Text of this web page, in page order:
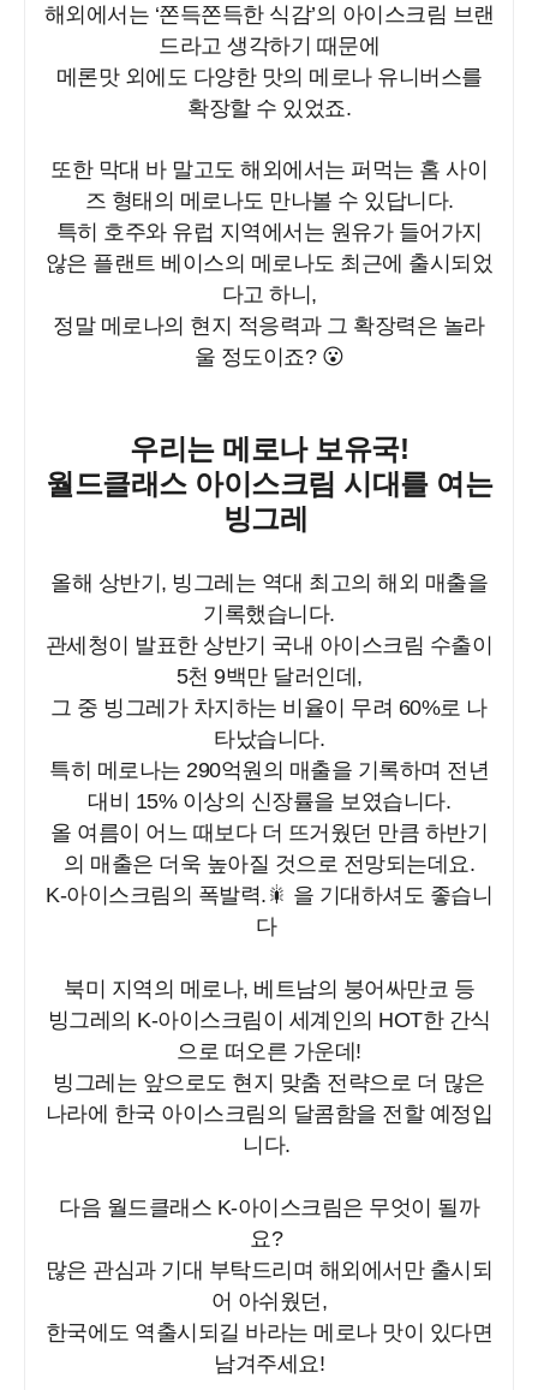
해외에서는 ‘쫀득쫀득한 식감’의 아이스크림 브랜
드라고 생각하기 때문에
메론맛 외에도 다양한 맛의 메로나 유니버스를
확장할 수 있었죠.
또한 막대 바 말고도 해외에서는 퍼먹는 홈 사이
즈 형태의 메로나도 만나볼 수 있답니다.
특히 호주와 유럽 지역에서는 원유가 들어가지
않은 플랜트 베이스의 메로나도 최근에 출시되었
다고 하니,
정말 메로나의 현지 적응력과 그 확장력은 놀라
울 정도이죠? 😮
우리는 메로나 보유국!
월드클래스 아이스크림 시대를 여는
빙그레
올해 상반기, 빙그레는 역대 최고의 해외 매출을
기록했습니다.
관세청이 발표한 상반기 국내 아이스크림 수출이
5천 9백만 달러인데,
그 중 빙그레가 차지하는 비율이 무려 60%로 나
타났습니다.
특히 메로나는 290억원의 매출을 기록하며 전년
대비 15% 이상의 신장률을 보였습니다.
올 여름이 어느 때보다 더 뜨거웠던 만큼 하반기
의 매출은 더욱 높아질 것으로 전망되는데요.
K-아이스크림의 폭발력.🎇 을 기대하셔도 좋습니
다
북미 지역의 메로나, 베트남의 붕어싸만코 등
빙그레의 K-아이스크림이 세계인의 HOT한 간식
으로 떠오른 가운데!
빙그레는 앞으로도 현지 맞춤 전략으로 더 많은
나라에 한국 아이스크림의 달콤함을 전할 예정입
니다.
다음 월드클래스 K-아이스크림은 무엇이 될까
요?
많은 관심과 기대 부탁드리며 해외에서만 출시되
어 아쉬웠던,
한국에도 역출시되길 바라는 메로나 맛이 있다면
남겨주세요!